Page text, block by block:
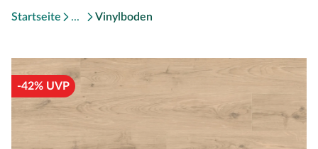
Startseite Vinylboden
-42% UVP